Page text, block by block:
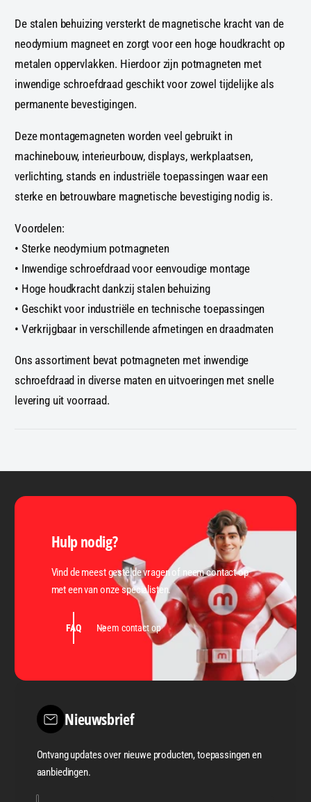
f
a
l
t
T
t
e
e
f
a
u
l
t
i
l
e
De stalen behuizing versterkt de magnetische kracht van de
neodymium magneet en zorgt voor een hoge houdkracht op
metalen oppervlakken. Hierdoor zijn potmagneten met
inwendige schroefdraad geschikt voor zowel tijdelijke als
permanente bevestigingen.
Deze montagemagneten worden veel gebruikt in
machinebouw, interieurbouw, displays, werkplaatsen,
verlichting, stands en industriële toepassingen waar een
sterke en betrouwbare magnetische bevestiging nodig is.
Voordelen:
• Sterke neodymium potmagneten
• Inwendige schroefdraad voor eenvoudige montage
• Hoge houdkracht dankzij stalen behuizing
• Geschikt voor industriële en technische toepassingen
• Verkrijgbaar in verschillende afmetingen en draadmaten
Ons assortiment bevat potmagneten met inwendige
schroefdraad in diverse maten en uitvoeringen met snelle
levering uit voorraad.
Hulp nodig?
Vind de meest gestelde vragen of neem contact op
met een van onze specialisten.
FAQ Neem contact op
Nieuwsbrief
Ontvang updates over nieuwe producten, toepassingen en
aanbiedingen.